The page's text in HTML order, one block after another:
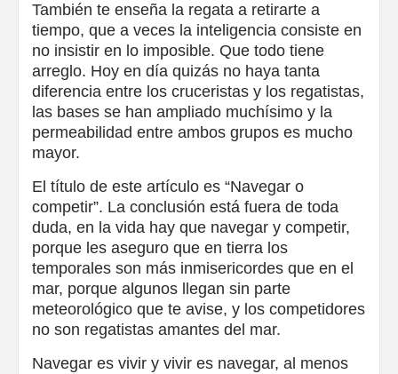
También te enseña la regata a retirarte a
tiempo, que a veces la inteligencia consiste en
no insistir en lo imposible. Que todo tiene
arreglo. Hoy en día quizás no haya tanta
diferencia entre los cruceristas y los regatistas,
las bases se han ampliado muchísimo y la
permeabilidad entre ambos grupos es mucho
mayor.
El título de este artículo es “Navegar o
competir”. La conclusión está fuera de toda
duda, en la vida hay que navegar y competir,
porque les aseguro que en tierra los
temporales son más inmisericordes que en el
mar, porque algunos llegan sin parte
meteorológico que te avise, y los competidores
no son regatistas amantes del mar.
Navegar es vivir y vivir es navegar, al menos